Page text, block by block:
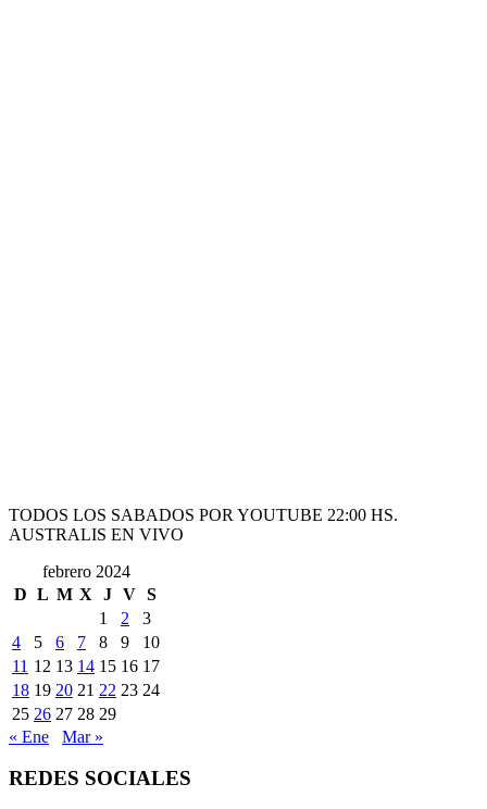
TODOS LOS SABADOS POR YOUTUBE 22:00 HS.
AUSTRALIS EN VIVO
febrero 2024
D L M X J V S
1
2
3
4
5 6 7 8 9
10
11 12 13 14 15 16 17
18 19 20 21 22 23 24
25 26 27 28 29
« Ene
Mar »
REDES SOCIALES